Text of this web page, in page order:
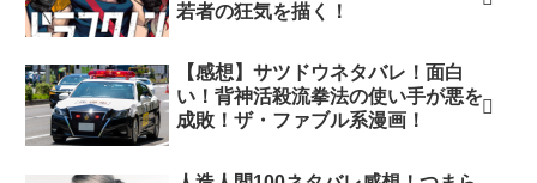
若者の狂気を描く！
【感想】サツドウネタバレ！面白
い！背神活殺流拳法の使い手が悪を
成敗！ザ・ファブル系漫画！